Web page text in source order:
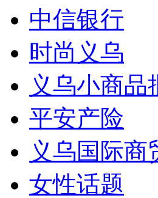
中信银行
时尚义乌
义乌小商品
平安产险
义乌国际商
女性话题